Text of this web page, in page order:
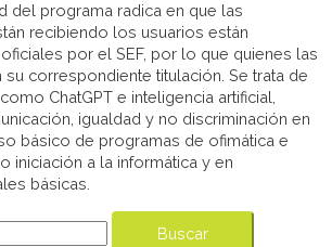
del programa radica en que las
recibiendo los usuarios están
por el SEF, por lo que quienes las
correspondiente titulación. Se trata de
ChatGPT e inteligencia artificial,
igualdad y no discriminación en
básico de programas de ofimática e
iniciación a la informática y en
básicas.